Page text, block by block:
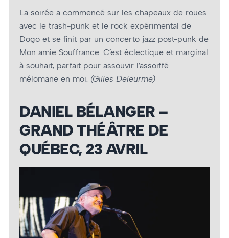
La soirée a commencé sur les chapeaux de roues
avec le trash-punk et le rock expérimental de
Dogo et se finit par un concerto jazz post-punk de
Mon amie Souffrance. C’est éclectique et marginal
à souhait, parfait pour assouvir l’assoiffé
mélomane en moi. (Gilles Deleurme)
DANIEL BÉLANGER –
GRAND THÉÂTRE DE
QUÉBEC, 23 AVRIL